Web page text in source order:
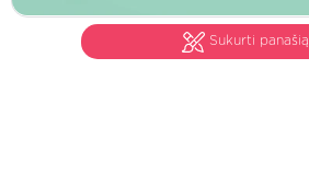
Sukurti panašią